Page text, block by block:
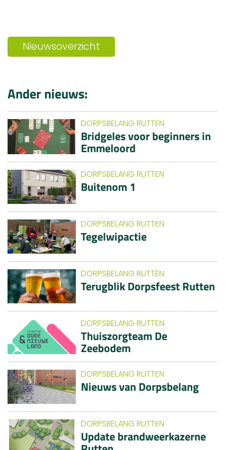
Nieuwsoverzicht
Ander nieuws:
DORPSBELANG RUTTEN
Bridgeles voor beginners in
Emmeloord
DORPSBELANG RUTTEN
Buitenom 1
DORPSBELANG RUTTEN
Tegelwipactie
DORPSBELANG RUTTEN
Terugblik Dorpsfeest Rutten
DORPSBELANG RUTTEN
Thuiszorgteam De
Zeebodem
DORPSBELANG RUTTEN
Nieuws van Dorpsbelang
DORPSBELANG RUTTEN
Update brandweerkazerne